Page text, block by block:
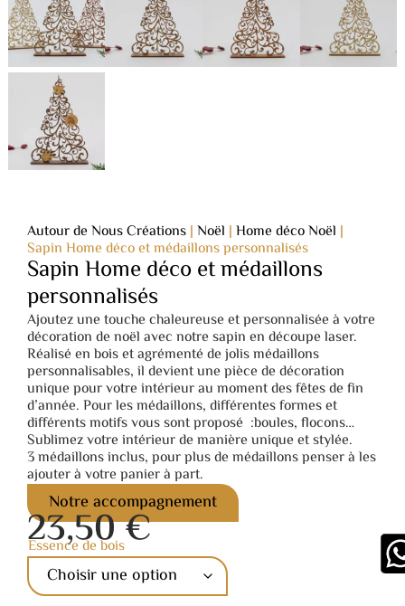
Autour de Nous Créations |Noël |Home déco Noël |
Sapin Home déco et médaillons personnalisés
Sapin Home déco et médaillons
personnalisés
Ajoutez une touche chaleureuse et personnalisée à votre
décoration de noël avec notre sapin en découpe laser.
Réalisé en bois et agrémenté de jolis médaillons
personnalisables, il devient une pièce de décoration
unique pour votre intérieur au moment des fêtes de fin
d’année. Pour les médaillons, différentes formes et
différents motifs vous sont proposé :boules, flocons…
Sublimez votre intérieur de manière unique et stylée.
3 médaillons inclus, pour plus de médaillons penser à les
ajouter à votre panier à part.
Notre accompagnement
23,50€
Essence de bois